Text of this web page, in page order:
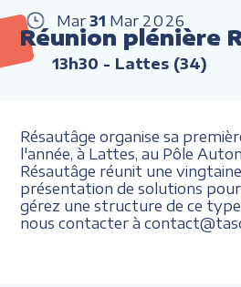
Mar 31 Mar 2026
Réunion plénière
13h30 - Lattes (34)
Résautâge organise sa
l'année, à Lattes, au Pôle
Résautâge réunit une
présentation de solutions
gérez une structure de ce
nous contacter à